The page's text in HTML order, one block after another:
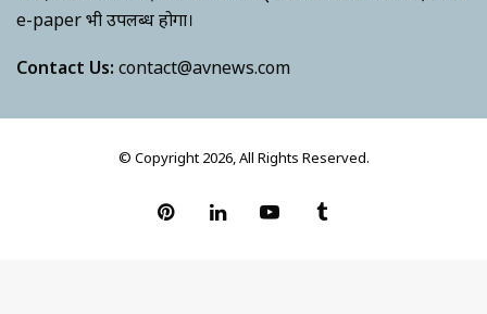
e-paper भी उपलब्ध होगा।
Contact Us: contact@avnews.com
© Copyright 2026, All Rights Reserved.
PinterestLinkedInYouTubeTumblr